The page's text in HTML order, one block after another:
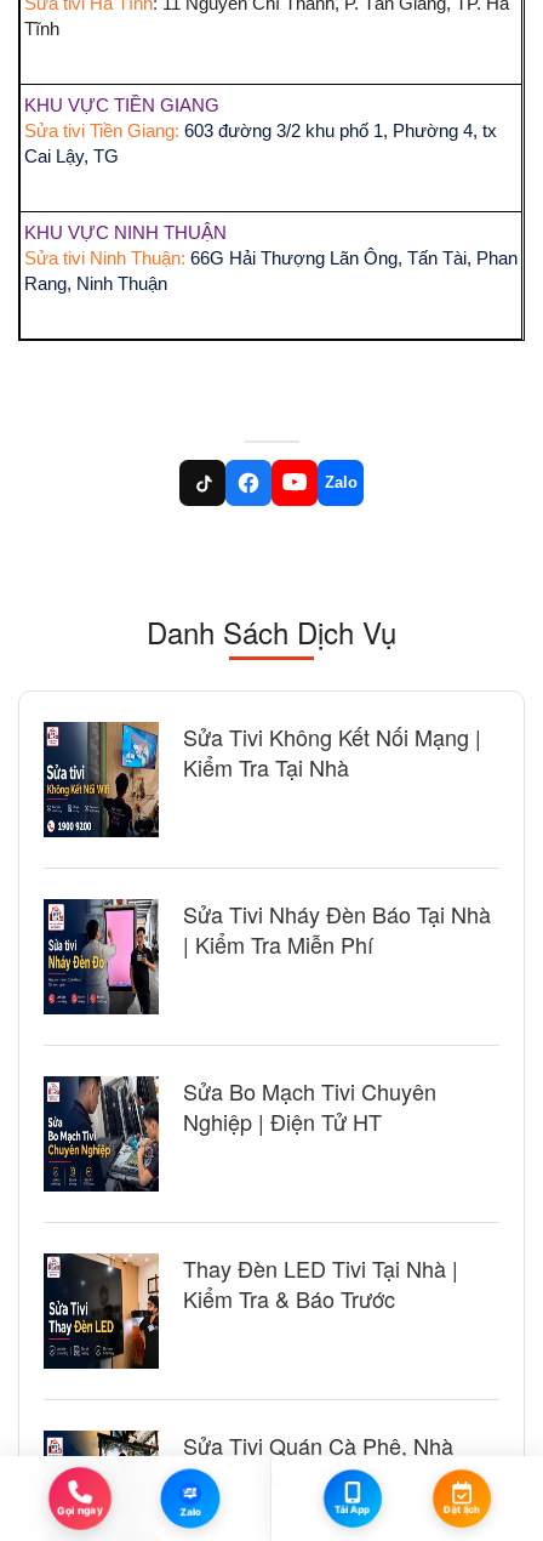
Tĩnh
KHU VỰC TIỀN GIANG
Sửa tivi Tiền Giang: 603 đường 3/2 khu phố 1, Phường 4, tx
Cai Lậy, TG
KHU VỰC NINH THUẬN
Sửa tivi Ninh Thuận: 66G Hải Thượng Lãn Ông, Tấn Tài, Phan
Rang, Ninh Thuận
Zalo
Danh Sách Dịch Vụ
Sửa Tivi Không Kết Nối Mạng |
Kiểm Tra Tại Nhà
Sửa Tivi Nháy Đèn Báo Tại Nhà
| Kiểm Tra Miễn Phí
Sửa Bo Mạch Tivi Chuyên
Nghiệp | Điện Tử HT
Thay Đèn LED Tivi Tại Nhà |
Kiểm Tra & Báo Trước
Sửa Tivi Quán Cà Phê, Nhà
Hàng Chuyên Nghiệp | Điện Tử
HT
Gọi ngay
Zalo
Zalo Tải App Đặt lịch